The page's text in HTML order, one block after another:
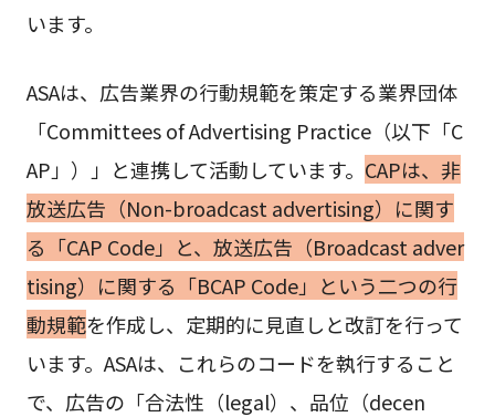
います。
ASAは、広告業界の行動規範を策定する業界団体
「Committees of Advertising Practice（以下「C
AP」）」と連携して活動しています。 CAPは、非
放送広告（Non-broadcast advertising）に関す
る「CAP Code」と、放送広告（Broadcast adver
tising）に関する「BCAP Code」という二つの行
動規範を作成し、定期的に見直しと改訂を行って
います。ASAは、これらのコードを執行すること
で、広告の「合法性（legal）、品位（decen